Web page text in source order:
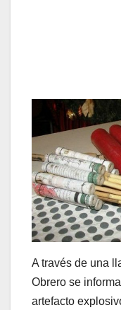
A través de una
Obrero se
artefacto